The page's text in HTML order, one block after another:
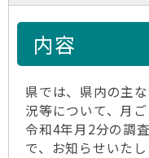
内容
県では、県内の主
況等について、月
令和4年月2分の調
で、お知らせいたし